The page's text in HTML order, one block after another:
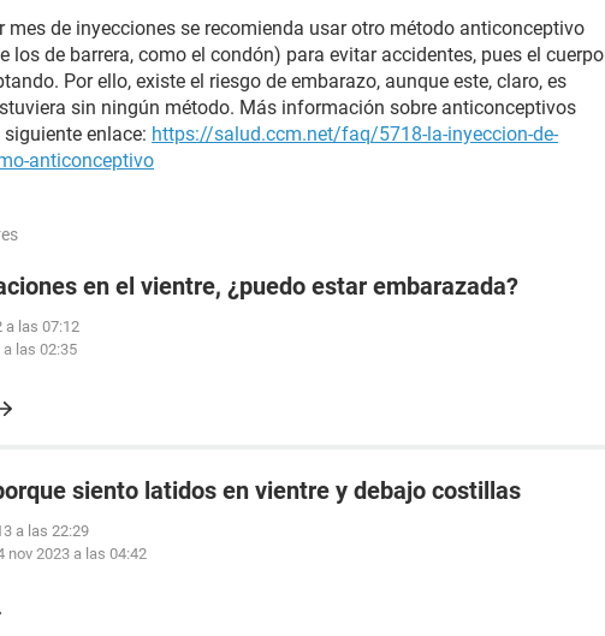
mes de inyecciones se recomienda usar otro método anticonceptivo
los de barrera, como el condón) para evitar accidentes, pues el cuerpo
Por ello, existe el riesgo de embarazo, aunque este, claro, es
sin ningún método. Más información sobre anticonceptivos
enlace: https://salud.ccm.net/faq/5718-la-inyeccion-de-
anticonceptivo
en el vientre, ¿puedo estar embarazada?
a las 07:12
a las 02:35
siento latidos en vientre y debajo costillas
a las 22:29
nov 2023 a las 04:42